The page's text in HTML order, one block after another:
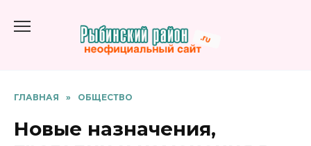
содержанию
ГЛАВНАЯ » ОБЩЕСТВО
Новые назначения,